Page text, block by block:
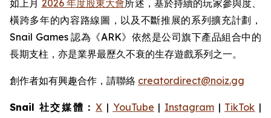
如上月 2026 年度股東大會所述，基於持續的玩家參與度、
橫跨多年的內容路線圖，以及不斷推展的系列擴充計劃，
Snail Games 認為《ARK》依然是公司旗下產品組合中的
長期支柱，亦是業界最歷久不衰的生存遊戲系列之一。
創作者如有興趣合作，請聯絡 creatordirect@noiz.gg
Snail 社交媒體：X | YouTube | Instagram| TikTok |